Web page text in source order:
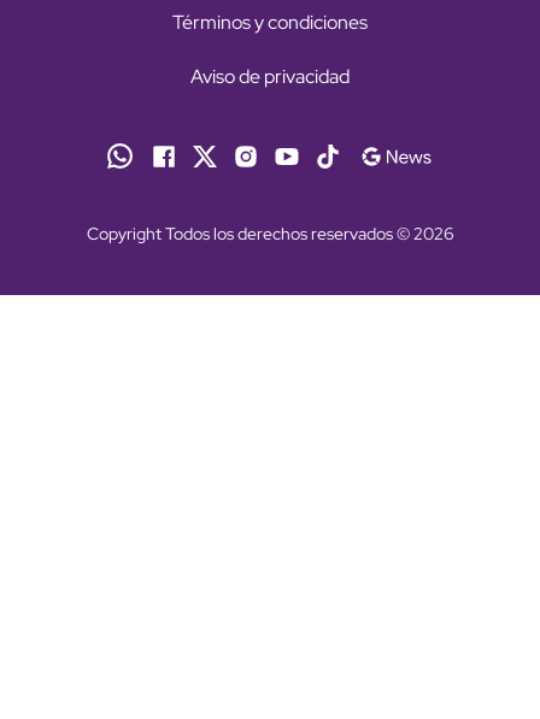
Términos y condiciones
Aviso de privacidad
Copyright Todos los derechos reservados © 2026